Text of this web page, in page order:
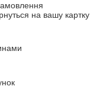
на вашу картку